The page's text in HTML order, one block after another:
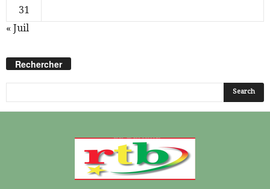
31
« Juil
Rechercher